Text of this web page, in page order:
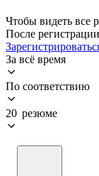
Чтобы видеть все
После
За всё время
По соответствию
20 резюме